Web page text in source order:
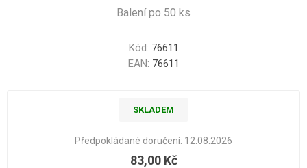
Balení po 50 ks
Kód: 76611
EAN: 76611
SKLADEM
Předpokládané doručení: 12.08.2026
83,00 Kč